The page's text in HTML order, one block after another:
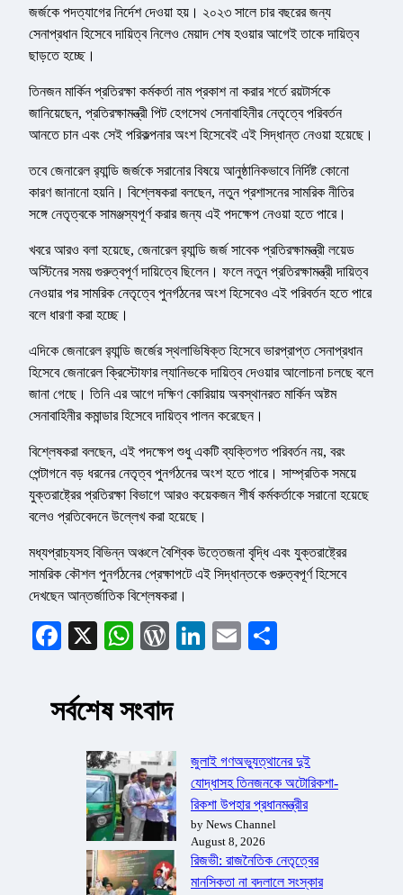
জর্জকে পদত্যাগের নির্দেশ দেওয়া হয়। ২০২৩ সালে চার বছরের জন্য
সেনাপ্রধান হিসেবে দায়িত্ব নিলেও মেয়াদ শেষ হওয়ার আগেই তাকে দায়িত্ব
ছাড়তে হচ্ছে।
তিনজন মার্কিন প্রতিরক্ষা কর্মকর্তা নাম প্রকাশ না করার শর্তে রয়টার্সকে
জানিয়েছেন, প্রতিরক্ষামন্ত্রী পিট হেগসেথ সেনাবাহিনীর নেতৃত্বে পরিবর্তন
আনতে চান এবং সেই পরিকল্পনার অংশ হিসেবেই এই সিদ্ধান্ত নেওয়া হয়েছে।
তবে জেনারেল র‍্যান্ডি জর্জকে সরানোর বিষয়ে আনুষ্ঠানিকভাবে নির্দিষ্ট কোনো
কারণ জানানো হয়নি। বিশ্লেষকরা বলছেন, নতুন প্রশাসনের সামরিক নীতির
সঙ্গে নেতৃত্বকে সামঞ্জস্যপূর্ণ করার জন্য এই পদক্ষেপ নেওয়া হতে পারে।
খবরে আরও বলা হয়েছে, জেনারেল র‍্যান্ডি জর্জ সাবেক প্রতিরক্ষামন্ত্রী লয়েড
অস্টিনের সময় গুরুত্বপূর্ণ দায়িত্বে ছিলেন। ফলে নতুন প্রতিরক্ষামন্ত্রী দায়িত্ব
নেওয়ার পর সামরিক নেতৃত্বে পুনর্গঠনের অংশ হিসেবেও এই পরিবর্তন হতে পারে
বলে ধারণা করা হচ্ছে।
এদিকে জেনারেল র‍্যান্ডি জর্জের স্থলাভিষিক্ত হিসেবে ভারপ্রাপ্ত সেনাপ্রধান
হিসেবে জেনারেল ক্রিস্টোফার ল্যানিভকে দায়িত্ব দেওয়ার আলোচনা চলছে বলে
জানা গেছে। তিনি এর আগে দক্ষিণ কোরিয়ায় অবস্থানরত মার্কিন অষ্টম
সেনাবাহিনীর কমান্ডার হিসেবে দায়িত্ব পালন করেছেন।
বিশ্লেষকরা বলছেন, এই পদক্ষেপ শুধু একটি ব্যক্তিগত পরিবর্তন নয়, বরং
পেন্টাগনে বড় ধরনের নেতৃত্ব পুনর্গঠনের অংশ হতে পারে। সাম্প্রতিক সময়ে
যুক্তরাষ্ট্রের প্রতিরক্ষা বিভাগে আরও কয়েকজন শীর্ষ কর্মকর্তাকে সরানো হয়েছে
বলেও প্রতিবেদনে উল্লেখ করা হয়েছে।
মধ্যপ্রাচ্যসহ বিভিন্ন অঞ্চলে বৈশ্বিক উত্তেজনা বৃদ্ধি এবং যুক্তরাষ্ট্রের
সামরিক কৌশল পুনর্গঠনের প্রেক্ষাপটে এই সিদ্ধান্তকে গুরুত্বপূর্ণ হিসেবে
দেখছেন আন্তর্জাতিক বিশ্লেষকরা।
Facebook
X WhatsApp
WordPress
LinkedIn
Email
সর্বশেষ সংবাদ
জুলাই গণঅভ্যুত্থানের দুই
যোদ্ধাসহ তিনজনকে অটোরিকশা-
রিকশা উপহার প্রধানমন্ত্রীর
by News Channel
August 8, 2026
রিজভী: রাজনৈতিক নেতৃত্বের
মানসিকতা না বদলালে সংস্কার